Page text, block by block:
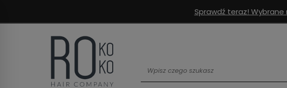
Sprawdź teraz!